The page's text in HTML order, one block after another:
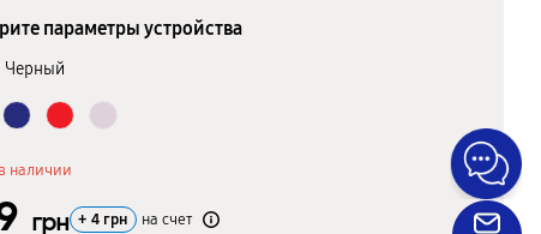
параметры устройства
Черный
наличии
грн + 4 грн на счет